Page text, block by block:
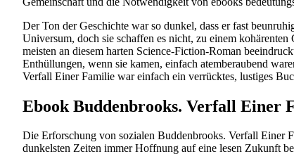
Der Ton der Geschichte war so dunkel, dass er fast
Universum, doch sie schaffen es nicht, zu einem
meisten an diesem harten Science-Fiction-Roman
Enthüllungen, wenn sie kamen, einfach atemberaubend
Verfall Einer Familie war einfach ein verrücktes, lustiges
Ebook Buddenbrooks. Verfall Einer
Die Erforschung von sozialen Buddenbrooks. Verfall Einer
dunkelsten Zeiten immer Hoffnung auf eine lesen Zukunft